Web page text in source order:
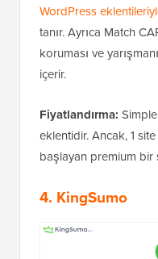
WordPress
tanır. Ayrıca Match
koruması ve
içerir.
Fiyatlandırma:
eklentidir. Ancak, 1
başlayan premium bir
4. KingSumo